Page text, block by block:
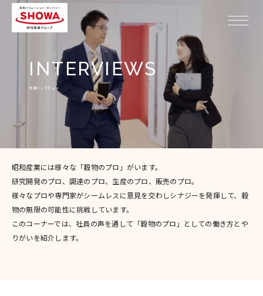
社員インタビュー
昭和産業には様々な「穀物のプロ」がいます。
研究開発のプロ、調達のプロ、生産のプロ、販売のプロ。
様々なプロや専門家がシームレスに意見を交わしシナジーを発揮して、 穀
物の無限の可能性に挑戦しています。
このコーナーでは、社員の声を通して 「穀物のプロ」としての働き方とや
りがいを紹介します。